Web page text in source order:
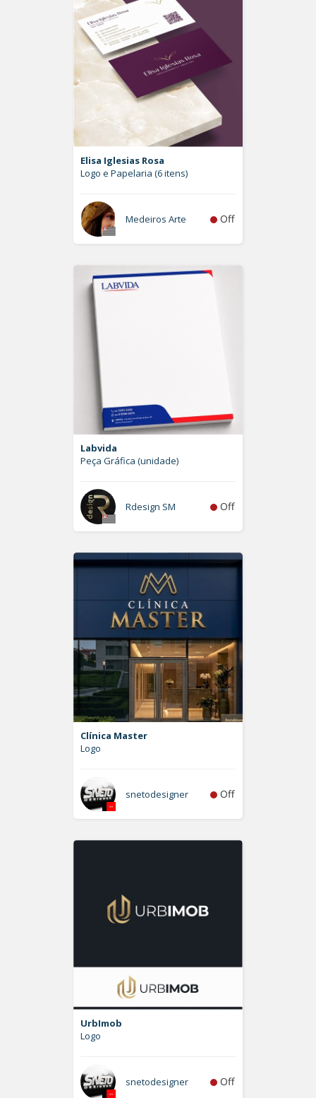
Elisa Iglesias Rosa
Logo e Papelaria (6 itens)
Medeiros Arte Off
Labvida
Peça Gráfica (unidade)
Rdesign SM Off
Clínica Master
Logo
snetodesigner Off
UrbImob
Logo
snetodesigner Off